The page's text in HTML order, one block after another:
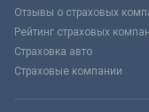
Отзывы о страховых
Рейтинг страховых
Страховка авто
Страховые компании